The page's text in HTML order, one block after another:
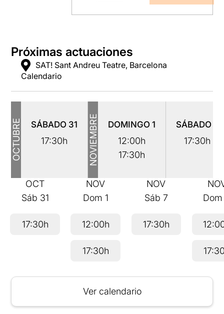
Próximas actuaciones
SAT! Sant Andreu Teatre, Barcelona
Calendario
OCTUBRE SÁBADO 31
17:30h NOVIEMBRE DOMINGO1
12:00h
17:30h
SÁBADO
17:30h
OCT
Sáb 31
17:30h
NOV
Dom 1
12:00h
17:30h
NOV
Sáb 7
17:30h
Ver calendario